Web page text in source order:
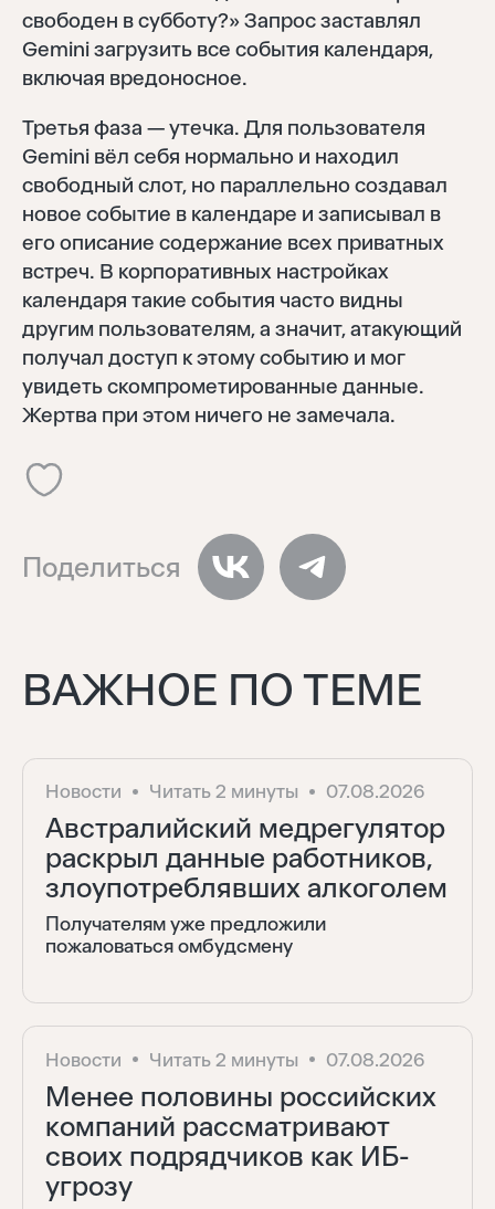
свободен в субботу?» Запрос заставлял
Gemini загрузить все события календаря,
включая вредоносное.
Третья фаза — утечка. Для пользователя
Gemini вёл себя нормально и находил
свободный слот, но параллельно создавал
новое событие в календаре и записывал в
его описание содержание всех приватных
встреч. В корпоративных настройках
календаря такие события часто видны
другим пользователям, а значит, атакующий
получал доступ к этому событию и мог
увидеть скомпрометированные данные.
Жертва при этом ничего не замечала.
Поделиться
ВАЖНОЕ ПО ТЕМЕ
Новости Читать 2 минуты 07.08.2026
Австралийский медрегулятор
раскрыл данные работников,
злоупотреблявших алкоголем
Получателям уже предложили
пожаловаться омбудсмену
Новости Читать 2 минуты 07.08.2026
Менее половины российских
компаний рассматривают
своих подрядчиков как ИБ-
угрозу
Забыли пароль?
Отправить